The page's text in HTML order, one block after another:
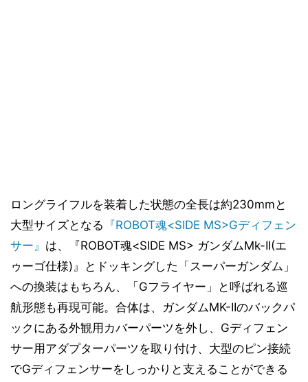
ロングライフルを装着した状態の全長は約230mmと
大型サイズとなる 『ROBOT魂<SIDE MS>Gディフェン
サー』 は、『ROBOT魂<SIDE MS> ガンダムMk-II(エ
ゥーゴ仕様)』とドッキングした「スーパーガンダム」
への換装はもちろん、「Gフライヤー」と呼ばれる巡
航形態も再現可能。合体は、ガンダムMK-IIのバックパ
ックにある外観用カバーパーツを外し、Gディフェン
サー用アダプターパーツを取り付け、大型のピン接続
でGディフェンサーをしっかりと支えることができる